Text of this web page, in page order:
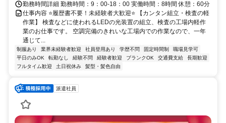
勤務時間詳細 勤務時間：9：00-18：00 実働時間：8時間 休憩：60分
仕事内容 ⭐履歴書不要！未経験者大歓迎⭐ 【カンタン組立・検査の軽
作業】 検査などに使われるLEDの光装置の組立、検査の工場内軽作
業のお仕事です。 空調完備のきれいな工場内での作業なので、一年
通じて...
制服あり 業界未経験者歓迎 社員登用あり 学歴不問 固定時間制
職場見学可
平日のみOK
転勤なし 経験不問 経験者歓迎 ブランクOK 交通費支給
長期歓迎
フルタイム歓迎
土日祝休み 髪型・髪色自由
派遣社員